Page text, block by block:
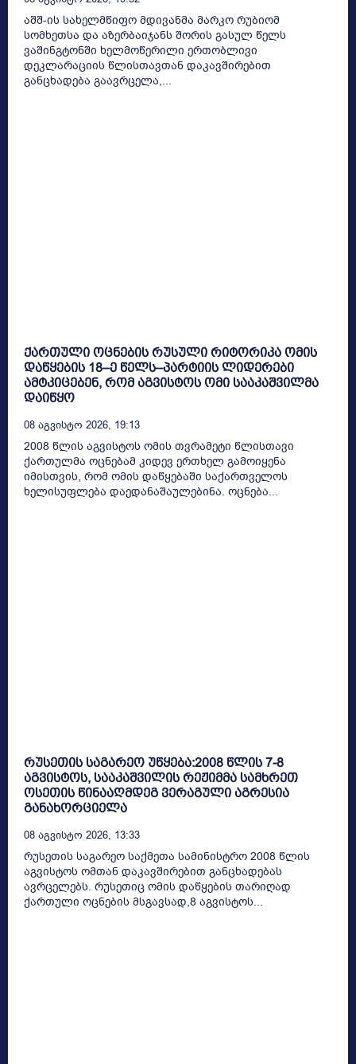
აშშ-ის სახელმწიფო მდივანმა მარკო რუბიომ
სომხეთსა და აზერბაიჯანს შორის გასულ წელს
ვაშინგტონში ხელმოწერილი ერთობლივი
დეკლარაციის წლისთავთან დაკავშირებით
განცხადება გაავრცელა,...
ქართული ოცნების რუსული რიტორიკა ომის
დაწყების 18–ე წელს–პარტიის ლიდერები
ამტკიცებენ, რომ აგვისტოს ომი სააკაშვილმა
დაიწყო
08 Აგვისტო 2026, 19:13
2008 წლის აგვისტოს ომის თვრამეტი წლისთავი
ქართულმა ოცნებამ კიდევ ერთხელ გამოიყენა
იმისთვის, რომ ომის დაწყებაში საქართველოს
ხელისუფლება დაედანაშაულებინა. ოცნება...
რუსეთის საგარეო უწყება:2008 წლის 7-8
აგვისტოს, სააკაშვილის რეჟიმმა სამხრეთ
ოსეთის წინააღმდეგ ვერაგული აგრესია
განახორციელა
08 Აგვისტო 2026, 13:33
რუსეთის საგარეო საქმეთა სამინისტრო 2008 წლის
აგვისტოს ომთან დაკავშირებით განცხადებას
ავრცელებს. რუსეთიც ომის დაწყების თარიღად
ქართული ოცნების მსგავსად,8 აგვისტოს...